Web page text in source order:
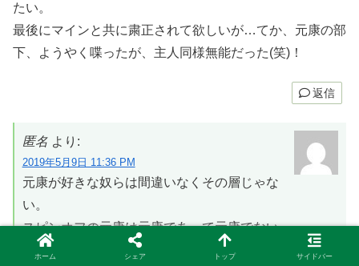
たい。
最後にマインと共に粛正されて欲しいが…てか、元康の部
下、ようやく喋ったが、主人同様無能だった(笑)！
返信
匿名 より:
2019年5月9日 11:36 PM
元康が好きな奴らは間違いなくその層じゃな
い。
スピンオフの元康は元康であって元康でない。
今のアニメ元康からでは想像もできないようなことに
ホーム シェア トップ サイドバー